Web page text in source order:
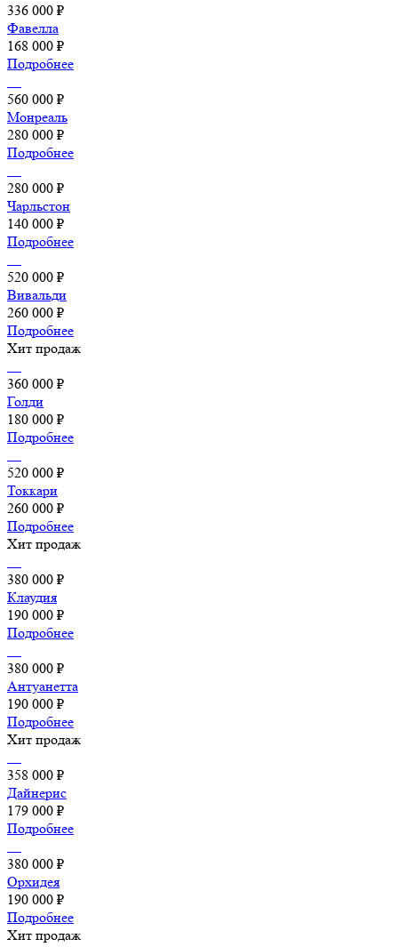
336 000 ₽
Фавелла
168 000 ₽
Подробнее
560 000 ₽
Монреаль
280 000 ₽
Подробнее
280 000 ₽
Чарльстон
140 000 ₽
Подробнее
520 000 ₽
Вивальди
260 000 ₽
Подробнее
Хит продаж
360 000 ₽
Голди
180 000 ₽
Подробнее
520 000 ₽
Токкари
260 000 ₽
Подробнее
Хит продаж
380 000 ₽
Клаудия
190 000 ₽
Подробнее
380 000 ₽
Антуанетта
190 000 ₽
Подробнее
Хит продаж
358 000 ₽
Дайнерис
179 000 ₽
Подробнее
380 000 ₽
Орхидея
190 000 ₽
Подробнее
Хит продаж